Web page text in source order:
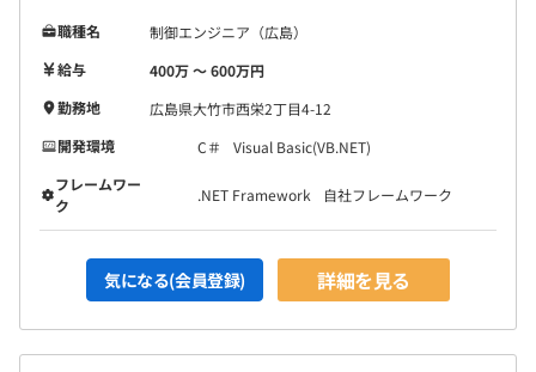
職種名
制御エンジニア（広島）
給与
400万 〜 600万円
勤務地
広島県大竹市西栄2丁目4-12
開発環境
C＃
Visual Basic(VB.NET)
フレームワー
ク
.NET Framework 自社フレームワーク
気になる(会員登録) 詳細を見る